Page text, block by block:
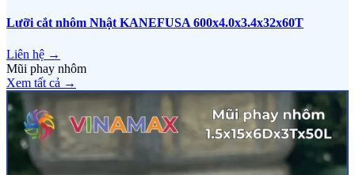
Lưỡi cắt nhôm Nhật KANEFUSA 600x4.0x3.4x32x60T
Liên hệ →
Mũi phay nhôm
Xem tất cả →